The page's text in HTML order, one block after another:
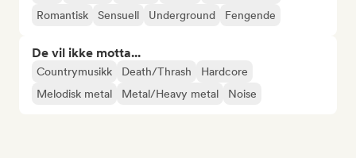
Romantisk
Sensuell Underground Fengende
De vil ikke motta...
Countrymusikk Death/Thrash
Hardcore
Melodisk metal
Metal/Heavy metal Noise